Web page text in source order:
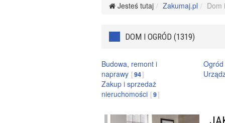
Jesteś tutaj Zakumaj.pl Dom
DOM I OGRÓD (1319)
Budowa, remont i
naprawy
94
Ogród
Zakup i sprzedaż
nieruchomości
9